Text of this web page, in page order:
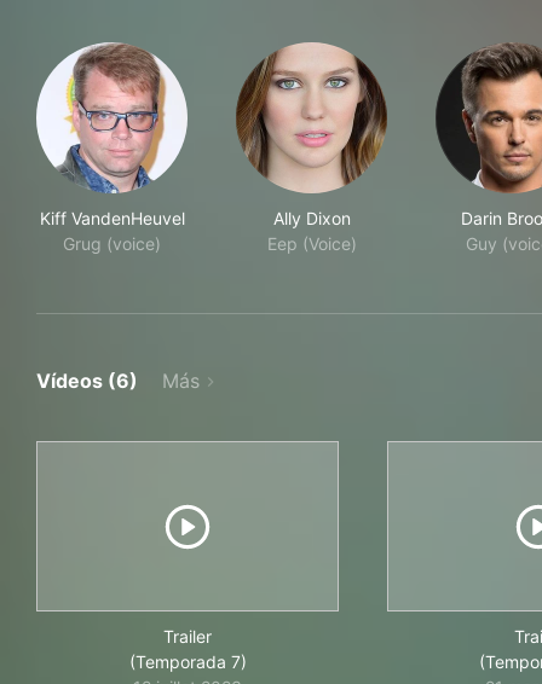
Kiff VandenHeuvel
Grug (voice)
Ally Dixon
Eep (Voice)
Darin
Guy
Vídeos (6) Más
Trailer
(Temporada 7)